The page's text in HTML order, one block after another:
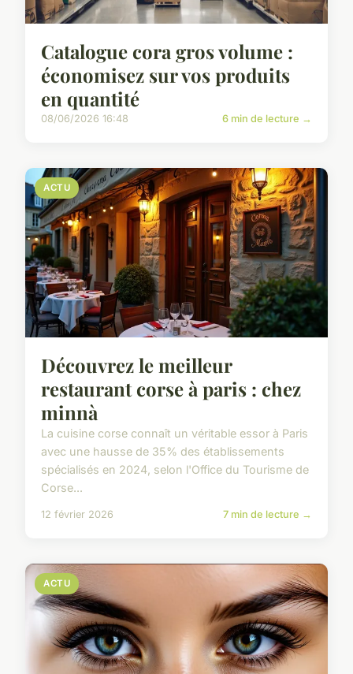
Catalogue cora gros volume :
économisez sur vos produits
en quantité
08/06/2026 16:48 6 min de lecture →
ACTU
Découvrez le meilleur
restaurant corse à paris : chez
minnà
La cuisine corse connaît un véritable essor à Paris
avec une hausse de 35% des établissements
spécialisés en 2024, selon l'Office du Tourisme de
Corse...
12 février 2026 7 min de lecture →
ACTU